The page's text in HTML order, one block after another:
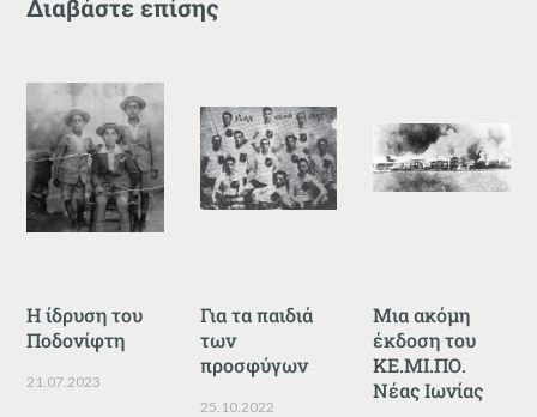
Διαβάστε επίσης
Η ίδρυση του
Ποδονίφτη
21.07.2023
Για τα παιδιά
των
προσφύγων
25.10.2022
Μια ακόμη
έκδοση του
ΚΕ.ΜΙ.ΠΟ.
Νέας Ιωνίας